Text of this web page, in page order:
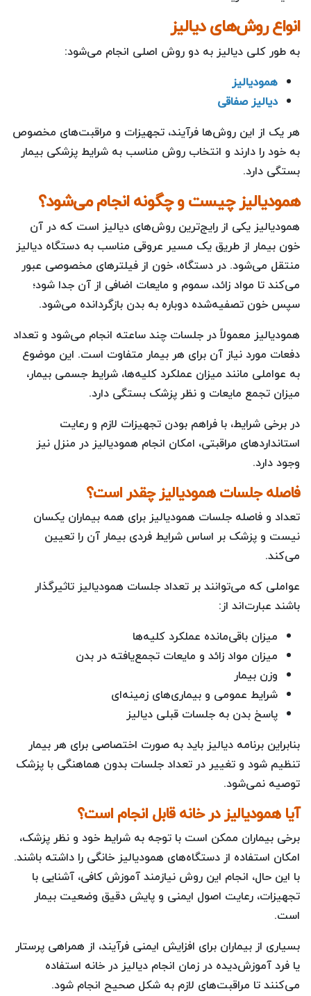
انواع روش‌های دیالیز
به طور کلی دیالیز به دو روش اصلی انجام می‌شود:
همودیالیز
دیالیز صفاقی
هر یک از این روش‌ها فرآیند، تجهیزات و مراقبت‌های مخصوص
به خود را دارند و انتخاب روش مناسب به شرایط پزشکی بیمار
بستگی دارد.
همودیالیز چیست و چگونه انجام می‌شود؟
همودیالیز یکی از رایج‌ترین روش‌های دیالیز است که در آن
خون بیمار از طریق یک مسیر عروقی مناسب به دستگاه دیالیز
منتقل می‌شود. در دستگاه، خون از فیلترهای مخصوصی عبور
می‌کند تا مواد زائد، سموم و مایعات اضافی از آن جدا شود؛
سپس خون تصفیه‌شده دوباره به بدن بازگردانده می‌شود.
همودیالیز معمولاً در جلسات چند ساعته انجام می‌شود و تعداد
دفعات مورد نیاز آن برای هر بیمار متفاوت است. این موضوع
به عواملی مانند میزان عملکرد کلیه‌ها، شرایط جسمی بیمار،
میزان تجمع مایعات و نظر پزشک بستگی دارد.
در برخی شرایط، با فراهم بودن تجهیزات لازم و رعایت
استانداردهای مراقبتی، امکان انجام همودیالیز در منزل نیز
وجود دارد.
فاصله جلسات همودیالیز چقدر است؟
تعداد و فاصله جلسات همودیالیز برای همه بیماران یکسان
نیست و پزشک بر اساس شرایط فردی بیمار آن را تعیین
می‌کند.
عواملی که می‌توانند بر تعداد جلسات همودیالیز تاثیرگذار
باشند عبارت‌اند از:
میزان باقی‌مانده عملکرد کلیه‌ها
میزان مواد زائد و مایعات تجمع‌یافته در بدن
وزن بیمار
شرایط عمومی و بیماری‌های زمینه‌ای
پاسخ بدن به جلسات قبلی دیالیز
بنابراین برنامه دیالیز باید به صورت اختصاصی برای هر بیمار
تنظیم شود و تغییر در تعداد جلسات بدون هماهنگی با پزشک
توصیه نمی‌شود.
آیا همودیالیز در خانه قابل انجام است؟
برخی بیماران ممکن است با توجه به شرایط خود و نظر پزشک،
امکان استفاده از دستگاه‌های همودیالیز خانگی را داشته باشند.
با این حال، انجام این روش نیازمند آموزش کافی، آشنایی با
تجهیزات، رعایت اصول ایمنی و پایش دقیق وضعیت بیمار
است.
بسیاری از بیماران برای افزایش ایمنی فرآیند، از همراهی پرستار
یا فرد آموزش‌دیده در زمان انجام دیالیز در خانه استفاده
می‌کنند تا مراقبت‌های لازم به شکل صحیح انجام شود.